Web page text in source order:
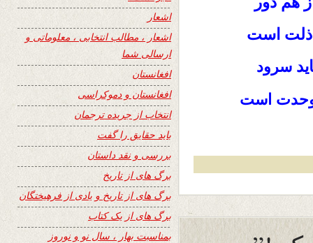
ذلت است
سرود
است
اشعار
اشعار ، مطالب انتخابی ، معلوماتی و
ارسالی شما
افغانستان
افغانستان و دموکراسی
انتخاب از جریده ترجمان
باید حقایق را گفت
بررسی و نقد داستان
برگ های از تاریخ
برگ های از تاریخ و یادی از فرهیختگان
برگ های از یک کتاب
بمناسبت بهار ، سال نو و نوروز